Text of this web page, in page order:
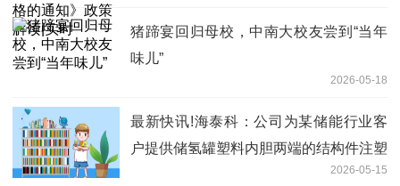
猪蹄宴回归母校，中南大校友尝到“当年
味儿”
2026-05-18
最新快讯!海泰科：公司为某储能行业客
户提供储氢罐塑料内胆两端的结构件注塑
模具和不锈钢嵌件，相关订单已交付2026-05-15